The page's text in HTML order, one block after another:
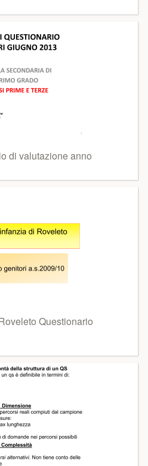
di valutazione anno
Questionario